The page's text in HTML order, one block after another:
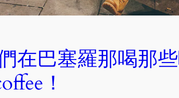
在巴塞羅那喝那
！